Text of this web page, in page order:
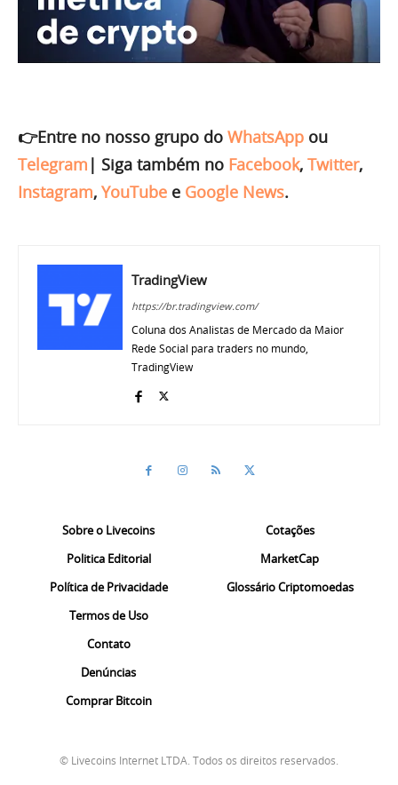
👉Entre no nosso grupo do WhatsApp ou
Telegram | Siga também no Facebook, Twitter,
Instagram, YouTube e Google News.
TradingView
https://br.tradingview.com/
Coluna dos Analistas de Mercado da Maior
Rede Social para traders no mundo,
TradingView
Sobre o Livecoins
Politica Editorial
Política de Privacidade
Termos de Uso
Contato
Denúncias
Comprar Bitcoin
Cotações
MarketCap
Glossário Criptomoedas
© Livecoins Internet LTDA. Todos os direitos reservados.